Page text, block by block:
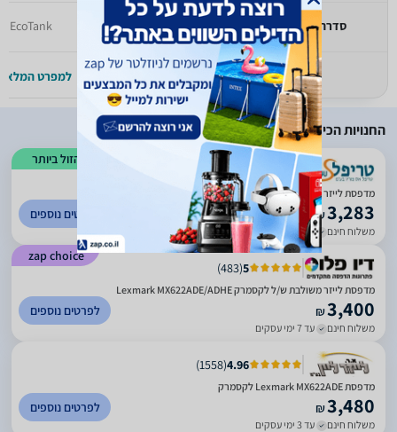
סדרה MFP
למפרט המלא >>
EcoTank
למפרט המלא
החנויות הכי זולות
הזול ביותר
5
432
)
מדפסת לייזר משולבת שחור לבן Lexmark MX622ADE
₪3,283
משלוח חינם עד 5 ימי עסקים
לפרטים נוספים
zap choice
5
(
483
)
מדפסת לייזר משולבת ש/ל לקסמרק Lexmark MX622ADE/ADHE
₪3,400
משלוח חינם עד 7 ימי עסקים
לפרטים נוספים
4.96
(
1558
)
מדפסת Lexmark MX622ADE לקסמרק
₪3,480
משלוח חינם עד 3 ימי עסקים
לפרטים נוספים